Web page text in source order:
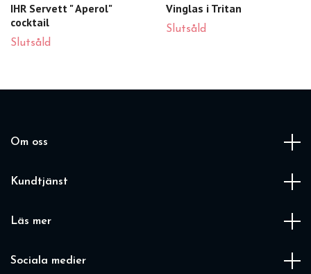
IHR Servett " Aperol"
cocktail
Slutsåld
Vinglas i Tritan
Slutsåld
Om oss
Kundtjänst
Läs mer
Sociala medier